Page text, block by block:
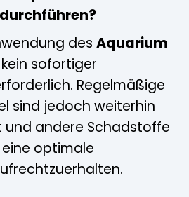
des Aquarium
sofortiger
Regelmäßige
sind jedoch weiterhin
und andere Schadstoffe
optimale